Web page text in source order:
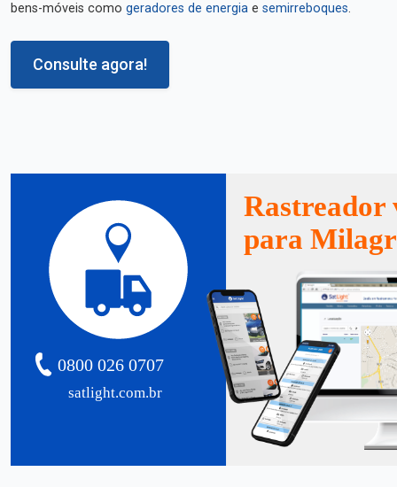
bens-móveis como geradores de energia e semirreboques.
Consulte agora!
satlight.com.br
0800 026 0707
Rastreador
para